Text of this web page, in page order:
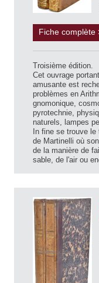
Fiche complète
Troisième édition.
Cet ouvrage
amusante est
problèmes en
gnomonique,
pyrotechnie,
naturels, lampes
In fine se trouve le
de Martinelli où
de la manière de
sable, de l'air ou